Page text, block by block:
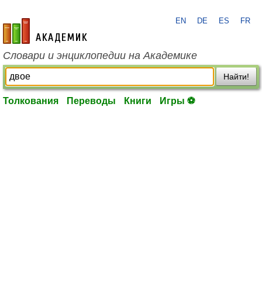
academic.ru
EN DE ES FR
Словари и энциклопедии на Академике
Найти!
Толкования Переводы Книги Игры ⚽